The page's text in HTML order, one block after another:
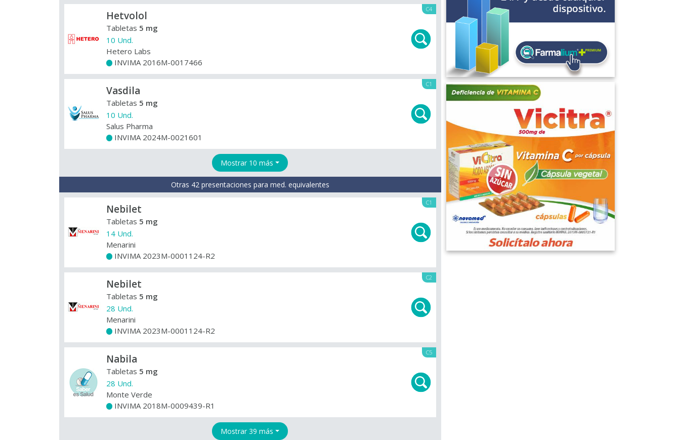
C4
Hetvolol
Tabletas 5 mg
10 Und.
Hetero Labs
INVIMA 2016M-0017466
C1
Vasdila
Tabletas 5 mg
10 Und.
Salus Pharma
INVIMA 2024M-0021601
Mostrar 10 más
Otras 42 presentaciones para med. equivalentes
C1
Nebilet
Tabletas 5 mg
14 Und.
Menarini
INVIMA 2023M-0001124-R2
C2
Nebilet
Tabletas 5 mg
28 Und.
Menarini
INVIMA 2023M-0001124-R2
C5
Nabila
Tabletas 5 mg
28 Und.
Monte Verde
INVIMA 2018M-0009439-R1
Mostrar 39 más